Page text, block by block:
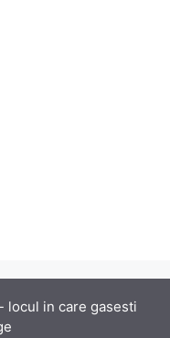
in care gasesti